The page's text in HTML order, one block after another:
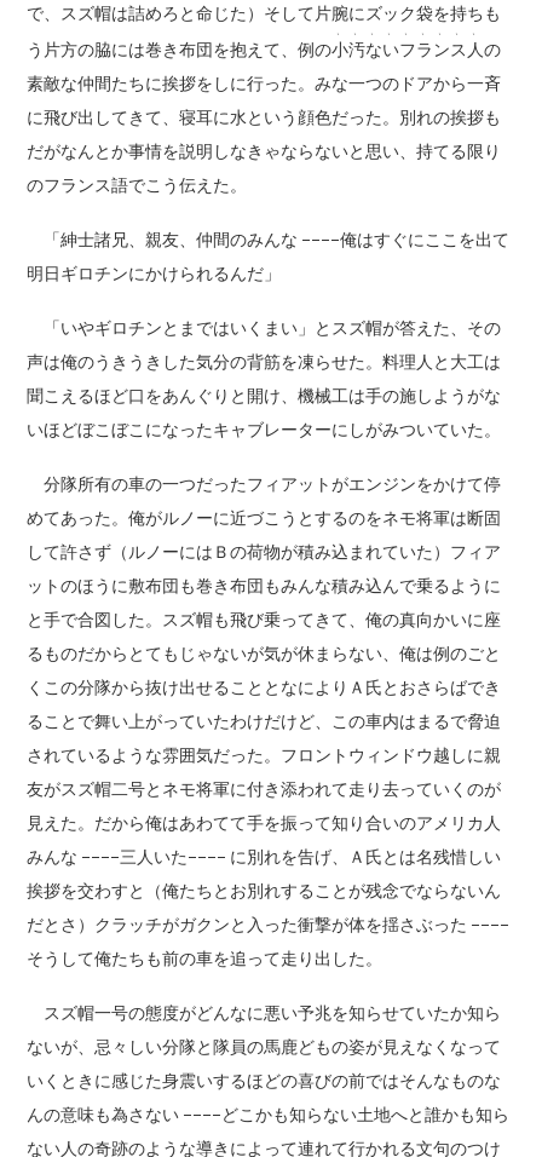
で、スズ帽は詰めろと命じた）そして片腕にズック袋を持ちも
う片方の脇には巻き布団を抱えて、例の小汚ないフランス人
、、、、、、、、、
の
素敵な仲間たちに挨拶をしに行った。みな一つのドアから一斉
に飛び出してきて、寝耳に水という顔色だった。別れの挨拶も
だがなんとか事情を説明しなきゃならないと思い、持てる限り
のフランス語でこう伝えた。
「紳士諸兄、親友、仲間のみんな ––––俺はすぐにここを出て
明日ギロチンにかけられるんだ」
「いやギロチンとまではいくまい」とスズ帽が答えた、その
声は俺のうきうきした気分の背筋を凍らせた。料理人と大工は
聞こえるほど口をあんぐりと開け、機械工は手の施しようがな
いほどぼこぼこになったキャブレーターにしがみついていた。
分隊所有の車の一つだったフィアットがエンジンをかけて停
めてあった。俺がルノーに近づこうとするのをネモ将軍は断固
して許さず（ルノーにはＢの荷物が積み込まれていた）フィア
ットのほうに敷布団も巻き布団もみんな積み込んで乗るように
と手で合図した。スズ帽も飛び乗ってきて、俺の真向かいに座
るものだからとてもじゃないが気が休まらない、俺は例のごと
くこの分隊から抜け出せることとなによりＡ氏とおさらばでき
ることで舞い上がっていたわけだけど、この車内はまるで脅迫
されているような雰囲気だった。フロントウィンドウ越しに親
友がスズ帽二号とネモ将軍に付き添われて走り去っていくのが
見えた。だから俺はあわてて手を振って知り合いのアメリカ人
みんな ––––三人いた–––– に別れを告げ、Ａ氏とは名残惜しい
挨拶を交わすと（俺たちとお別れすることが残念でならないん
だとさ）クラッチがガクンと入った衝撃が体を揺さぶった ––––
そうして俺たちも前の車を追って走り出した。
スズ帽一号の態度がどんなに悪い予兆を知らせていたか知ら
ないが、忌々しい分隊と隊員の馬鹿どもの姿が見えなくなって
いくときに感じた身震いするほどの喜びの前ではそんなものな
んの意味も為さない ––––どこかも知らない土地へと誰かも知ら
ない人の奇跡のような導きによって連れて行かれる文句のつけ